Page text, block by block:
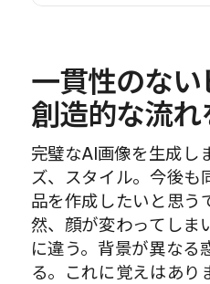
一貫性のな
創造的な流れ
完璧なAI画像を生成し
ズ、スタイル。今後も
品を作成したいと思う
然、顔が変わってしま
に違う。背景が異なる
る。これに覚えはあり